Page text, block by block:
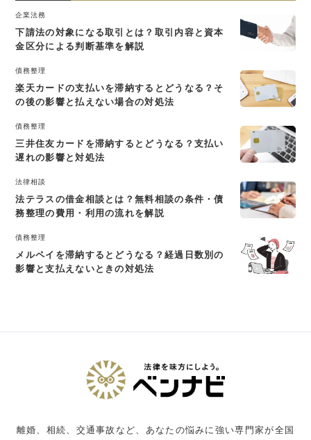
企業法務
下請法の対象になる取引とは？取引内容と資本
金区分による判断基準を解説
債務整理
楽天カードの支払いを滞納するとどうなる？そ
の後の影響と払えない場合の対処法
債務整理
三井住友カードを滞納するとどうなる？支払い
遅れの影響と対処法
法律相談
法テラスの借金相談とは？無料相談の条件・債
務整理の費用・利用の流れを解説
債務整理
メルペイを滞納するとどうなる？経過日数別の
影響と支払えないときの対処法
離婚、相続、交通事故など、あなたの悩みに強い専門家が全国